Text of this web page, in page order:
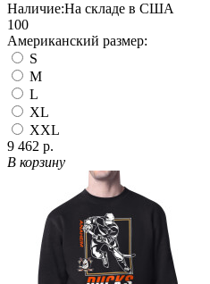
Наличие:На складе в США
100
Американский размер:
S
M
L
XL
XXL
9 462 р.
В корзину